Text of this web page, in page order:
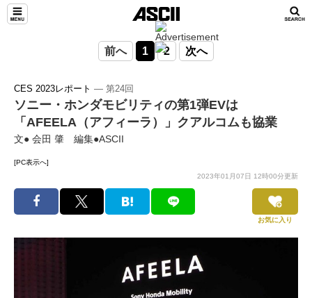
前へ 1 2 次へ
CES 2023レポート ― 第24回
ソニー・ホンダモビリティの第1弾EVは
「AFEELA（アフィーラ）」クアルコムも協業
文● 会田 肇 編集●ASCII
[PC表示へ]
2023年01月07日 12時00分更新
お気に入り